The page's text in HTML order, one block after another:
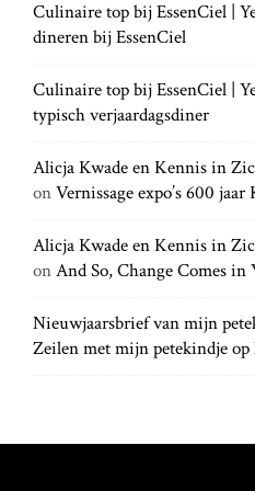
h
f
r
:
Culinaire top bij EssenCiel |
dineren bij EssenCiel
Culinaire top bij EssenCiel |
typisch verjaardagsdiner
Alicja Kwade en Kennis in
onVernissage expo’s 600
Alicja Kwade en Kennis in
onAnd So, Change Comes in
Nieuwjaarsbrief van mijn
Zeilen met mijn petekindje